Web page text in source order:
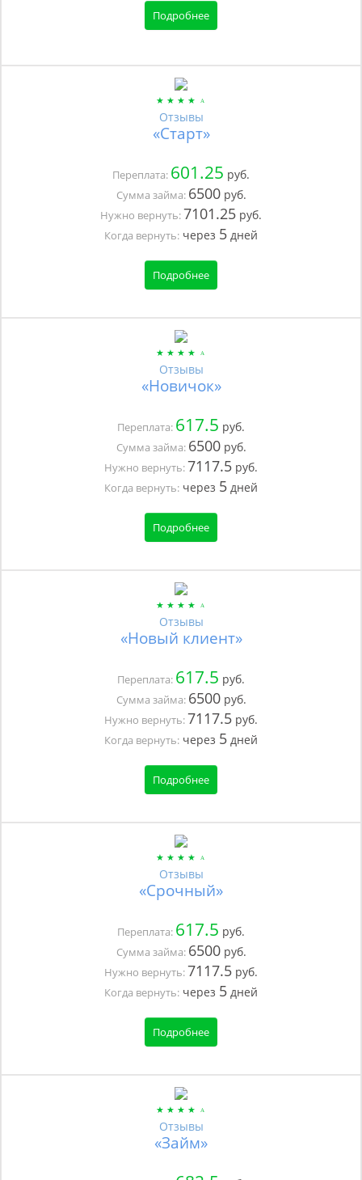
Подробнее
Отзывы
«Старт»
Переплата: 601.25 руб.
Сумма займа: 6500руб.
Нужно вернуть:7101.25 руб.
Когда вернуть: через 5 дней
Подробнее
Отзывы
«Новичок»
Переплата: 617.5 руб.
Сумма займа: 6500руб.
Нужно вернуть:7117.5 руб.
Когда вернуть: через 5 дней
Подробнее
Отзывы
«Новый клиент»
Переплата: 617.5 руб.
Сумма займа: 6500руб.
Нужно вернуть:7117.5 руб.
Когда вернуть: через 5 дней
Подробнее
Отзывы
«Срочный»
Переплата: 617.5 руб.
Сумма займа: 6500руб.
Нужно вернуть:7117.5 руб.
Когда вернуть: через 5 дней
Подробнее
Отзывы
«Займ»